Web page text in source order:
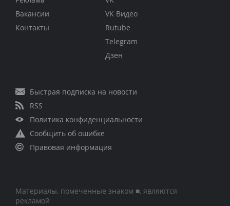
Вакансии
Контакты
VK Видео
Rutube
Telegram
Дзен
Быстрая подписка на новости
RSS
Политика конфиденциальности
Сообщить об ошибке
Правовая информация
Материалы, помеченные знаком ■, являются
рекламой